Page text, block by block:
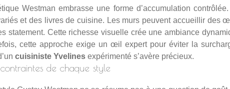
Westman embrasse une forme d’accumulation
et des livres de cuisine. Les murs peuvent accueillir des
statement. Cette richesse visuelle crée une ambiance
cette approche exige un œil expert pour éviter la
cuisiniste Yvelines expérimenté s’avère précieux.
de chaque style